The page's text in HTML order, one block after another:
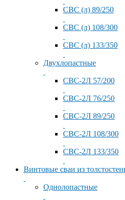
СВС (л) 89/250
СВС (л) 108/300
СВС (л) 133/350
Двухлопастные
СВС-2Л 57/200
СВС-2Л 76/250
СВС-2Л 89/250
СВС-2Л 108/300
СВС-2Л 133/350
Винтовые сваи из
Однолопастные